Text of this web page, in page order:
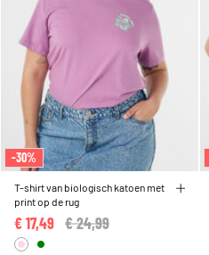
-30%
T-shirt van biologisch katoen met
print op de rug
Price reduced from
€ 24,99
€ 17,49